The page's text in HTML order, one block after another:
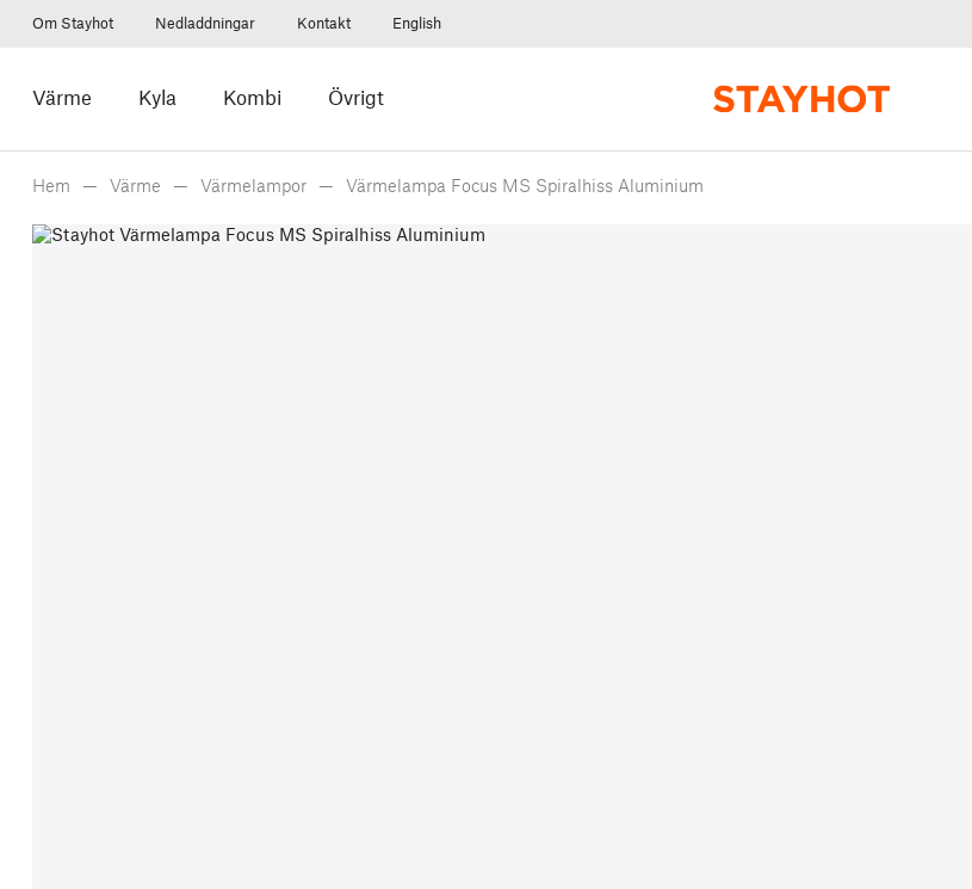
Om Stayhot Nedladdningar Kontakt English
Värme Kyla Kombi Övrigt
Hem Värme Värmelampor Värmelampa Focus MS Spiralhiss Aluminium